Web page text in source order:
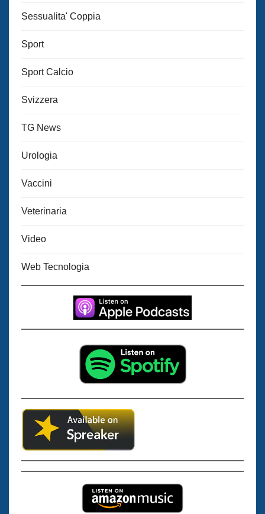
Sessualita' Coppia
Sport
Sport Calcio
Svizzera
TG News
Urologia
Vaccini
Veterinaria
Video
Web Tecnologia